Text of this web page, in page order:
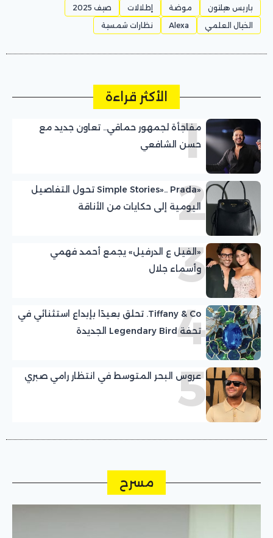
باريس هيلتون موضة إطلالات
صيف 2025
الخيال العلمي
Alexa نظارات شمسية
الأكثر قراءة
1
مفاجأة لجمهور حماقي.. تعاون جديد مع
حسن الشافعي
2
«Simple Stories».. Prada تحول التفاصيل
اليومية إلى حكايات من الأناقة
3
«الفيل ع الدرفيل» يجمع أحمد فهمي
وأسماء جلال
4
Tiffany & Co. تحلق بعيدًا بإبداع استثنائي في
تحفة Legendary Bird الجديدة
5
عروس البحر المتوسط في انتظار رامي صبري
مسرح